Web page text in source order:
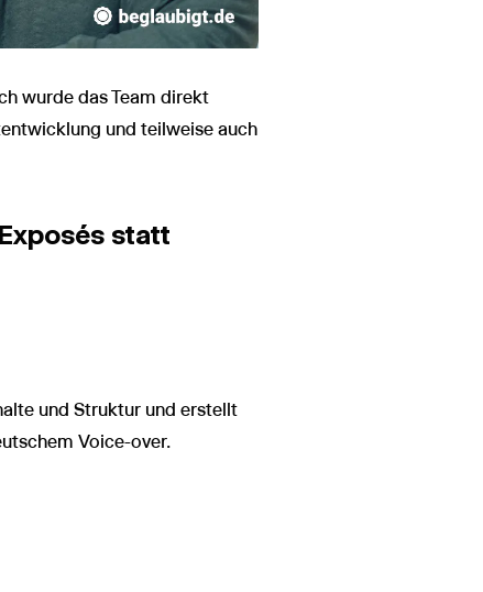
wurde das Team direkt
und teilweise auch
statt
und Struktur und erstellt
Voice-over.